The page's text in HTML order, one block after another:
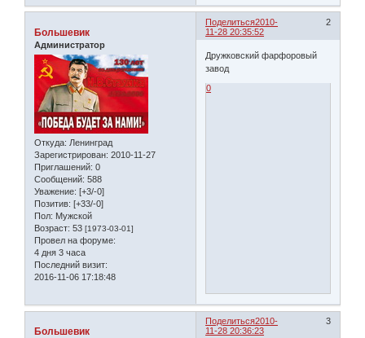
Поделиться 2
2010-
11-28 20:35:52
Большевик
Администратор
Откуда: Ленинград
Зарегистрирован: 2010-11-27
Приглашений: 0
Сообщений: 588
Уважение: [+3/-0]
Позитив: [+33/-0]
Пол: Мужской
Возраст: 53 [1973-03-01]
Провел на форуме:
4 дня 3 часа
Последний визит:
2016-11-06 17:18:48
Дружковский фарфоровый
завод
0
Поделиться 3
2010-
11-28 20:36:23
Большевик